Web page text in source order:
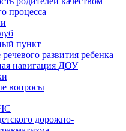
процесса
пункт
развития ребенка
навигация ДОУ
вопросы
дорожно-